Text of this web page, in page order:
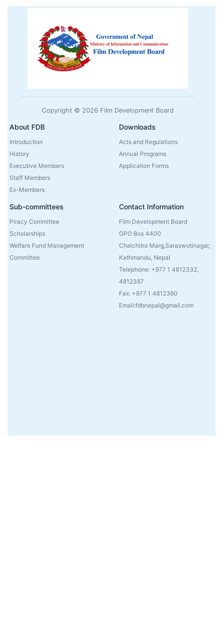
Copyright © 2026 Film Development Board
About FDB
Introduction
History
Executive Members
Staff Members
Ex-Members
Downloads
Acts and Regulations
Annual Programs
Application Forms
Sub-committees
Piracy Committee
Scholarships
Welfare Fund Management
Committee
Contact Information
Film Development Board
GPO Box 4400
Chalchitra Marg,Saraswotinagar,
Kathmandu, Nepal
Telephone: +977 1 4812332,
4812387
Fax: +977 1 4812360
Email:fdbnepal@gmail.com